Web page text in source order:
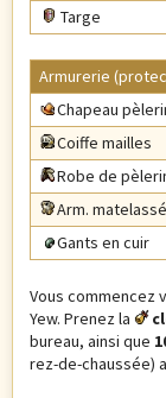
Targe
Armurerie
Chapeau
Coiffe mailles
Robe de
Arm.
Gants en cuir
Vous commencez
Yew. Prenez la
bureau, ainsi que
rez-de-chaussée)